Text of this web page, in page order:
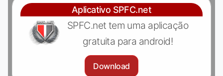
Aplicativo SPFC.net
SPFC.net tem uma aplicação
gratuita para android!
Download